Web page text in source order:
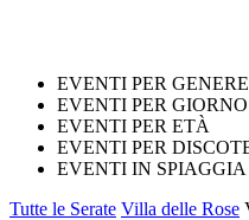
EVENTI PER GENERE
EVENTI PER GIORNO
EVENTI PER ETÀ
EVENTI PER
EVENTI IN SPIAGGIA
Tutte le Serate Villa delle Rose